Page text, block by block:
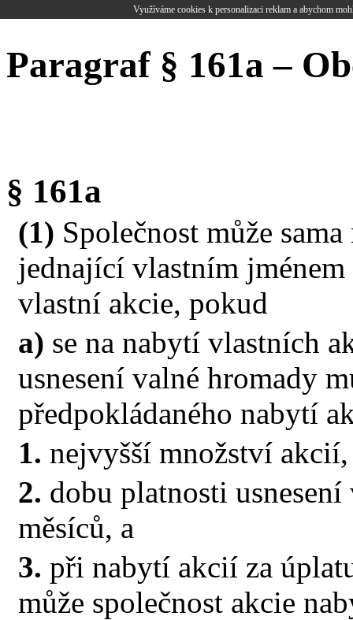
Využíváme cookies k personalizaci reklam a abychom
Paragraf § 161a –
§ 161a
(1) Společnost může
jednající vlastním jménem
vlastní akcie, pokud
a) se na nabytí vlastních
usnesení valné hromady
předpokládaného nabytí
1. nejvyšší množství
2. dobu platnosti
měsíců, a
3. při nabytí akcií za
může společnost akcie